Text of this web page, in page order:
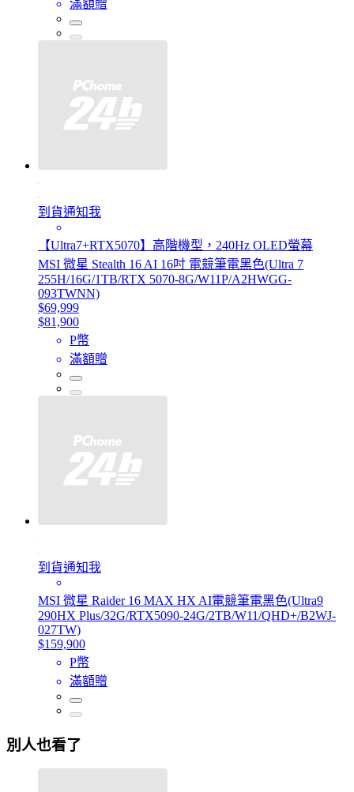
滿額贈
到貨通知我
【Ultra7+RTX5070】高階機型，240Hz OLED螢幕
MSI 微星 Stealth 16 AI 16吋 電競筆電黑色(Ultra 7
255H/16G/1TB/RTX 5070-8G/W11P/A2HWGG-
093TWNN)
$69,999
$81,900
P幣
滿額贈
到貨通知我
MSI 微星 Raider 16 MAX HX AI電競筆電黑色(Ultra9
290HX Plus/32G/RTX5090-24G/2TB/W11/QHD+/B2WJ-
027TW)
$159,900
P幣
滿額贈
別人也看了